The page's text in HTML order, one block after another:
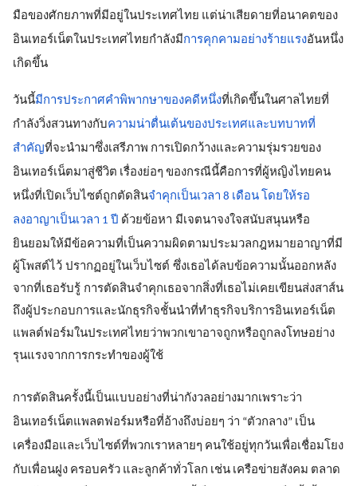
มือของศักยภาพที่มีอยู่ในประเทศไทย แต่น่าเสียดายที่อนาคตของ
อินเทอร์เน็ตในประเทศไทยกำลังมีการคุกคามอย่างร้ายแรงอันหนึ่ง
เกิดขึ้น
วันนี้มีการประกาศคำพิพากษาของคดีหนึ่งที่เกิดขึ้นในศาลไทยที่
กำลังวิ่งสวนทางกับความน่าตื่นเต้นของประเทศและบทบาทที่
สำคัญที่จะนำมาซึ่งเสรีภาพ การเปิดกว้างและความรุ่มรวยของ
อินเทอร์เน็ตมาสู่ชีวิต เรื่องย่อๆ ของกรณีนี้คือการที่ผู้หญิงไทยคน
หนึ่งที่เปิดเว็บไซต์ถูกตัดสินจำคุกเป็นเวลา 8 เดือน โดยให้รอ
ลงอาญาเป็นเวลา 1 ปี ด้วยข้อหา มีเจตนาจงใจสนับสนุนหรือ
ยินยอมให้มีข้อความที่เป็นความผิดตามประมวลกฎหมายอาญาที่มี
ผู้โพสต์ไว้ ปรากฏอยู่ในเว็บไซต์ ซึ่งเธอได้ลบข้อความนั้นออกหลัง
จากที่เธอรับรู้ การตัดสินจำคุกเธอจากสิ่งที่เธอไม่เคยเขียนส่งสาส์น
ถึงผู้ประกอบการและนักธุรกิจชั้นนำที่ทำธุรกิจบริการอินเทอร์เน็ต
แพลต์ฟอร์มในประเทศไทยว่าพวกเขาอาจถูกหรือถูกลงโทษอย่าง
รุนแรงจากการกระทำของผู้ใช้
การตัดสินครั้งนี้เป็นแบบอย่างที่น่ากังวลอย่างมากเพราะว่า
อินเทอร์เน็ตแพลตฟอร์มหรือที่อ้างถึงบ่อยๆ ว่า “ตัวกลาง” เป็น
เครื่องมือและเว็บไซต์ที่พวกเราหลายๆ คนใช้อยู่ทุกวันเพื่อเชื่อมโยง
กับเพื่อนฝูง ครอบครัว และลูกค้าทั่วโลก เช่น เครือข่ายสังคม ตลาด